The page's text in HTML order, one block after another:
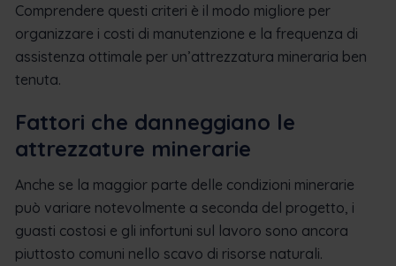
Comprendere questi criteri è il modo migliore per
organizzare i costi di manutenzione e la frequenza di
assistenza ottimale per un’attrezzatura mineraria ben
tenuta.
Fattori che danneggiano le
attrezzature minerarie
Anche se la maggior parte delle condizioni minerarie
può variare notevolmente a seconda del progetto, i
guasti costosi e gli infortuni sul lavoro sono ancora
piuttosto comuni nello scavo di risorse naturali.